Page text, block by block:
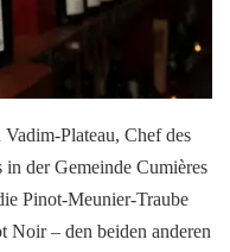
Plateau, Chef des
in der Gemeinde Cumières
Pinot-Meunier-Traube
Noir – den beiden anderen